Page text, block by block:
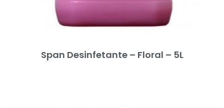
Span Desinfetante – Floral – 5L